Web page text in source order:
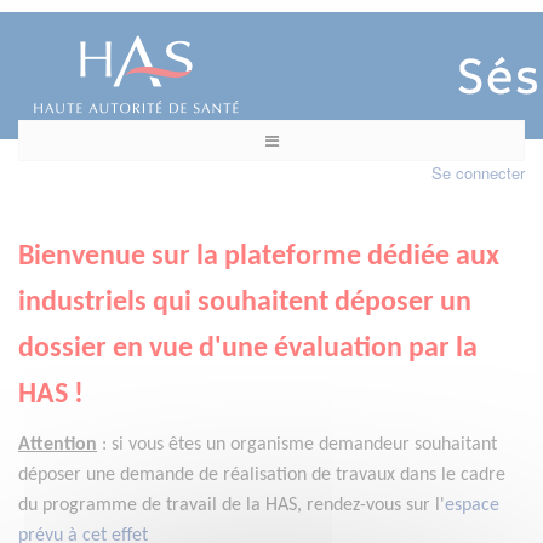
Se connecter
Bienvenue sur la plateforme dédiée aux
industriels qui souhaitent déposer un
dossier en vue d'une évaluation par la
HAS !
Attention : si vous êtes un organisme demandeur souhaitant
déposer une demande de réalisation de travaux dans le cadre
du programme de travail de la HAS, rendez-vous sur l'espace
prévu à cet effet